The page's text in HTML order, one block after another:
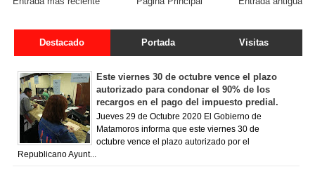
Destacado Portada Visitas
Este viernes 30 de octubre vence el plazo
autorizado para condonar el 90% de los
recargos en el pago del impuesto predial.
Jueves 29 de Octubre 2020 El Gobierno de
Matamoros informa que este viernes 30 de
octubre vence el plazo autorizado por el
Republicano Ayunt...